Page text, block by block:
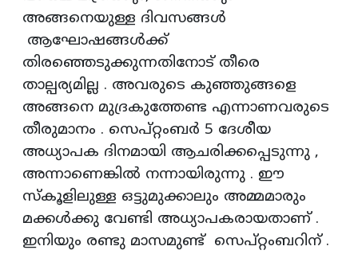
അങ്ങനെയുള്ള ദിവസങ്ങൾ
ആഘോഷങ്ങൾക്ക്
തിരഞ്ഞെടുക്കുന്നതിനോട് തീരെ
താല്പര്യമില്ല . അവരുടെ കുഞ്ഞുങ്ങളെ
അങ്ങനെ മുദ്രകുത്തേണ്ട എന്നാണവരുടെ
തീരുമാനം . സെപ്റ്റംബര്‍ 5 ദേശീയ
അധ്യാപക ദിനമായി ആചരിക്കപ്പെടുന്നു ,
അന്നാണെങ്കിൽ നന്നായിരുന്നു . ഈ
സ്കൂളിലുള്ള ഒട്ടുമുക്കാലും അമ്മമാരും
മക്കൾക്കു വേണ്ടി അധ്യാപകരായതാണ് .
ഇനിയും രണ്ടു മാസമുണ്ട് സെപ്റ്റംബറിന് .